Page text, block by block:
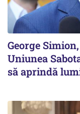
George
Uniunea
să aprindă